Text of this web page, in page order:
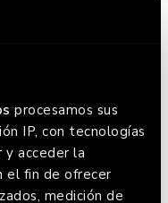
procesamos sus
IP, con tecnologías
y acceder la
el fin de ofrecer
medición de
a
todos aquellos
en el programa
los días
inclusive).
únicamente